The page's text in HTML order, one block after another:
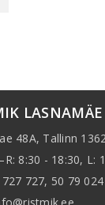
LASNAMÄE
48A, Tallinn
8:30 - 18:30, L:
727, 50 79 024